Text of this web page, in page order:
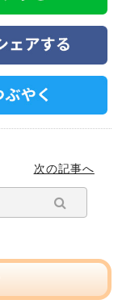
次の記事へ